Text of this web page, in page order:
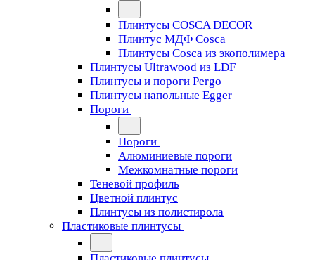
Плинтусы COSCA DECOR
Плинтус МДФ Cosca
Плинтусы Cosca из экополимера
Плинтусы Ultrawood из LDF
Плинтусы и пороги Pergo
Плинтусы напольные Egger
Пороги
Пороги
Алюминиевые пороги
Межкомнатные пороги
Теневой профиль
Цветной плинтус
Плинтусы из полистирола
Пластиковые плинтусы